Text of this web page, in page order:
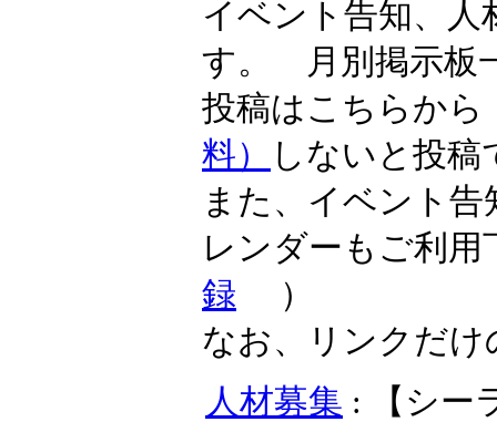
イベント告知、人
す。 月別掲示
投稿はこちらか
料）
しないと投
また、イベント
レンダーもご利
録 ）
なお、リンクだ
人材募集 : 【シー